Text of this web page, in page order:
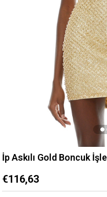
İp Askılı Gold Boncuk
€116,63